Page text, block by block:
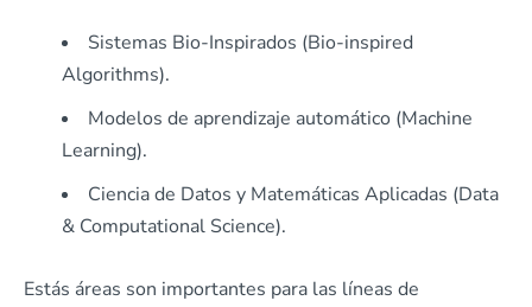
Sistemas Bio-Inspirados (Bio-inspired
Algorithms).
Modelos de aprendizaje automático (Machine
Learning).
Ciencia de Datos y Matemáticas Aplicadas (Data
& Computational Science).
Estás áreas son importantes para las líneas de